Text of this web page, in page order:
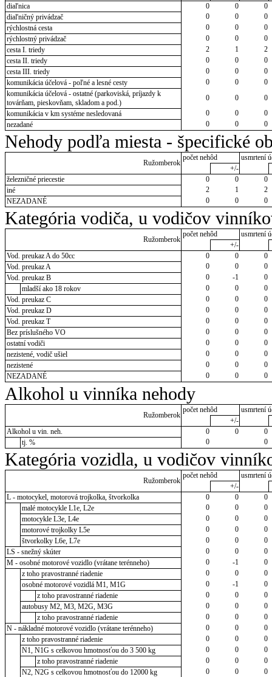
diaľnica
0 0
0
diaľničný privádzač
0 0
0
rýchlostná cesta
0 0
0
rýchlostný privádzač
0 0
0
cesta I. triedy
2 1
2
cesta II. triedy
0 0
0
cesta III. triedy
0 0
0
komunikácia účelová - poľné a lesné cesty
0 0
0
komunikácia účelová - ostatné (parkoviská, príjazdy k
továrňam, pieskovňam, skladom a pod.)
0 0
0
komunikácia v km systéme nesledovaná
0 0
0
nezadané
0 0 0
Nehody podľa miesta - špecifické
Ružomberok
počet nehôd
usmrtení
+/-
železničné priecestie
0 0
0
iné
2 1
2
NEZADANÉ
0 0 0
Kategória vodiča, u vodičov
Ružomberok
počet nehôd
usmrtení
+/-
Vod. preukaz A do 50cc
0 0
0
Vod. preukaz A
0 0
0
Vod. preukaz B
0 -1
0
mladší ako 18 rokov
0 0
0
Vod. preukaz C
0 0
0
Vod. preukaz D
0 0
0
Vod. preukaz T
0 0
0
Bez príslušného VO
0 0
0
ostatní vodiči
0 0
0
nezistené, vodič ušiel
0 0
0
nezistené
0 0
0
NEZADANÉ
0 0 0
Alkohol u vinníka nehody
Ružomberok
počet nehôd
usmrtení
+/-
Alkohol u vin. neh.
0 0
0
tj. %
0 0
Kategória vozidla, u vodičov
Ružomberok
počet nehôd
usmrtení
+/-
L - motocykel, motorová trojkolka, štvorkolka
0 0
0
malé motocykle L1e, L2e
0 0
0
motocykle L3e, L4e
0 0
0
motorové trojkolky L5e
0 0
0
štvorkolky L6e, L7e
0 0
0
LS - snežný skúter
0 0
0
M - osobné motorové vozidlo (vrátane terénneho)
0 -1
0
z toho pravostranné riadenie
0 0
0
osobné motorové vozidlá M1, M1G
0 -1
0
z toho pravostranné riadenie
0 0
0
autobusy M2, M3, M2G, M3G
0 0
0
z toho pravostranné riadenie
0 0
0
N - nákladné motorové vozidlo (vrátane terénneho)
0 0
0
z toho pravostranné riadenie
0 0
0
N1, N1G s celkovou hmotnosťou do 3 500 kg
0 0
0
z toho pravostranné riadenie
0 0
0
N2, N2G s celkovou hmotnosťou do 12000 kg
0 0
0